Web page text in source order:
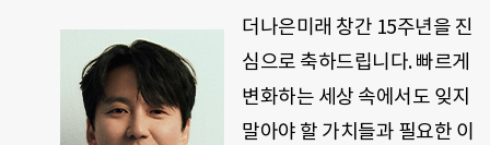
더나은미래 창간 15주년을 진
심으로 축하드립니다. 빠르게
변화하는 세상 속에서도 잊지
말아야 할 가치들과 필요한 이